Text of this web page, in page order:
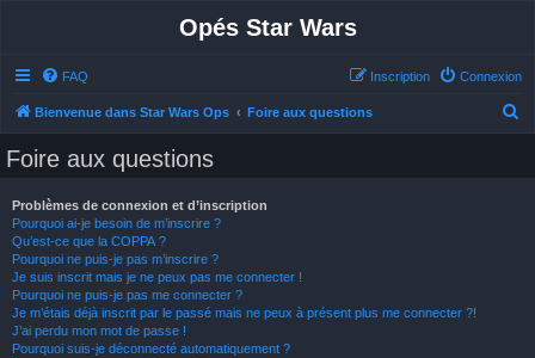
Opés Star Wars
FAQ Connexion
Inscription
Bienvenue dans Star Wars Ops Foire aux questions
Foire aux questions
Problèmes de connexion et d’inscription
Pourquoi ai-je besoin de m’inscrire ?
Qu’est-ce que la COPPA ?
Pourquoi ne puis-je pas m’inscrire ?
Je suis inscrit mais je ne peux pas me connecter !
Pourquoi ne puis-je pas me connecter ?
Je m’étais déjà inscrit par le passé mais ne peux à présent plus me connecter ?!
J’ai perdu mon mot de passe !
Pourquoi suis-je déconnecté automatiquement ?